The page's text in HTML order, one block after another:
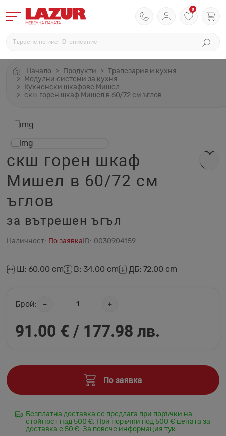
0
Начало Продукти
Трапезария и кухня
Модулни системи за кухня
Кухненски шкафове Мишел
скш горен шкаф Мишел в 60/72 см ъглов
скш горен шкаф
Мишел в 60/72 см
ъглов
за вътрешен ъгъл
Наличност: По заявка ID: 0030904159
Ш: 60.00 cm В: 34.00 cm ДБ: 72.00 cm
Брой:
91.00 € / 177.98 лв.
По заявка
Безплатна доставка се предлага при поръчки на
стойност над 500 €. При поръчки под 500 € цената за
доставка е 50 €. За повече информация тук.